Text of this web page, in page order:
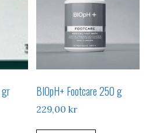
BIOpH+ Footcare 250 g
229,00kr